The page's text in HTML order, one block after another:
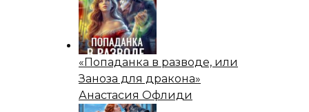
«Попаданка в разводе, или
Заноза для дракона»
Анастасия Офлиди